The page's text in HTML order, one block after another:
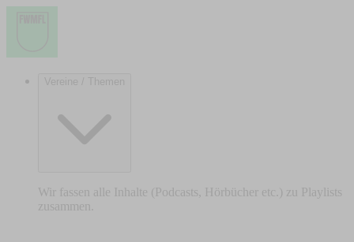
Vereine / Themen
Wir fassen alle Inhalte (Podcasts, Hörbücher etc.) zu Playlists
zusammen.